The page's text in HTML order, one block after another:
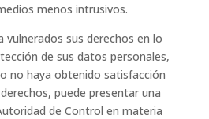
menos intrusivos.
vulnerados sus derechos en lo
de sus datos personales,
no haya obtenido satisfacción
puede presentar una
de Control en materia